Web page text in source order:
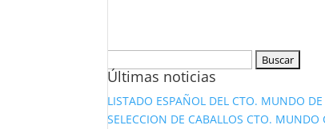
Últimas noticias
LISTADO ESPAÑOL DEL CTO. MUNDO DE
SELECCION DE CABALLOS CTO.